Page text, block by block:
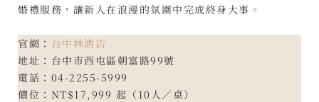
婚禮服務，讓新人在浪漫的氛圍中完成終身大事。
官網： 台中林酒店
地址：台中市西屯區朝富路99號
電話：04-2255-5999
價位：NT$17,999 起（10人／桌）